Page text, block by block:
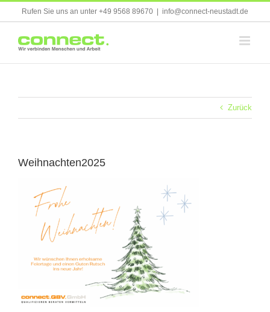
Rufen Sie uns an unter +49 9568 89670 info@connect-neustadt.de
Zurück
Weihnachten2025